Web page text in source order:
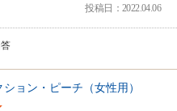
投稿日：2022.04.06
ョン・ピーチ（女性用）